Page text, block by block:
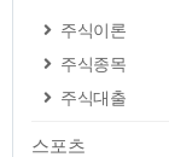
주식이론
주식종목
주식대출
스포츠